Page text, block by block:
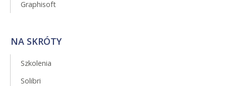
Graphisoft
NA SKRÓTY
Szkolenia
Solibri